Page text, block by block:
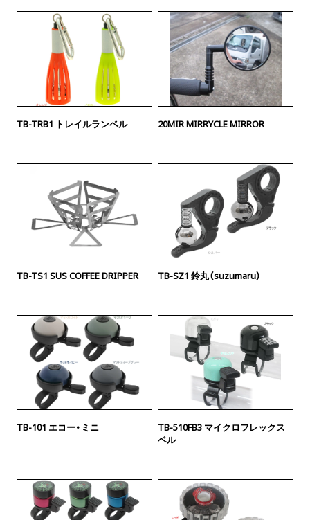
TB-TRB1 トレイルランベル 20MIR MIRRYCLE MIRROR
TB-TS1 SUS COFFEE DRIPPER TB-SZ1 鈴丸（suzumaru）
TB-101 エコー・ミニ
TB-510FB3 マイクロフレックス
ベル